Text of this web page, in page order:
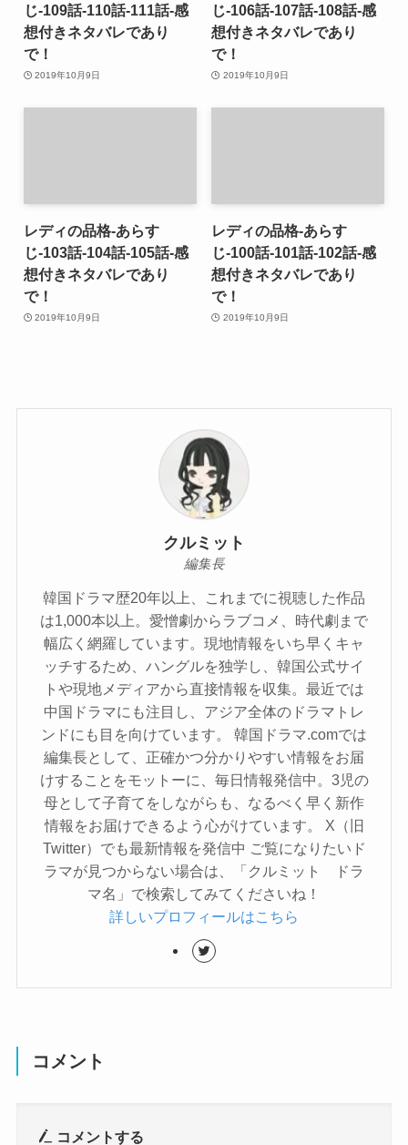
じ-109話-110話-111話-感
想付きネタバレであり
で！
2019年10月9日
じ-106話-107話-108話-感
想付きネタバレであり
で！
2019年10月9日
レディの品格-あらす
じ-103話-104話-105話-感
想付きネタバレであり
で！
2019年10月9日
レディの品格-あらす
じ-100話-101話-102話-感
想付きネタバレであり
で！
2019年10月9日
クルミット
編集長
韓国ドラマ歴20年以上、これまでに視聴した作品
は1,000本以上。愛憎劇からラブコメ、時代劇まで
幅広く網羅しています。現地情報をいち早くキャ
ッチするため、ハングルを独学し、韓国公式サイ
トや現地メディアから直接情報を収集。最近では
中国ドラマにも注目し、アジア全体のドラマトレ
ンドにも目を向けています。 韓国ドラマ.comでは
編集長として、正確かつ分かりやすい情報をお届
けすることをモットーに、毎日情報発信中。3児の
母として子育てをしながらも、なるべく早く新作
情報をお届けできるよう心がけています。 X（旧
Twitter）でも最新情報を発信中 ご覧になりたいド
ラマが見つからない場合は、「クルミット ドラ
マ名」で検索してみてくださいね！
詳しいプロフィールはこちら
コメント
コメントする